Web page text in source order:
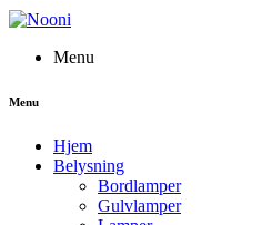
Menu
Menu
Hjem
Belysning
Bordlamper
Gulvlamper